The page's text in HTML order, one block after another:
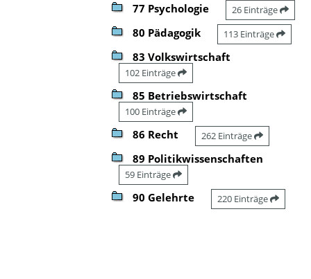
77 Psychologie 26 Einträge
80 Pädagogik 113 Einträge
83 Volkswirtschaft
102 Einträge
85 Betriebswirtschaft
100 Einträge
86 Recht 262 Einträge
89 Politikwissenschaften
59 Einträge
90 Gelehrte 220 Einträge